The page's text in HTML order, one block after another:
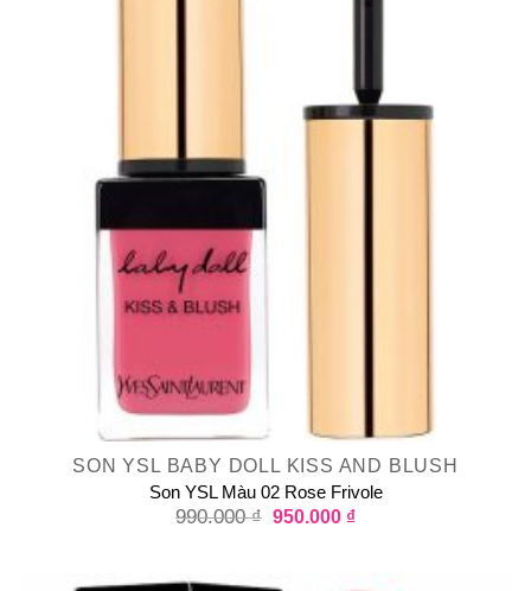
SON YSL BABY DOLL KISS AND BLUSH
Son YSL Màu 02 Rose Frivole
990.000₫ 950.000 ₫